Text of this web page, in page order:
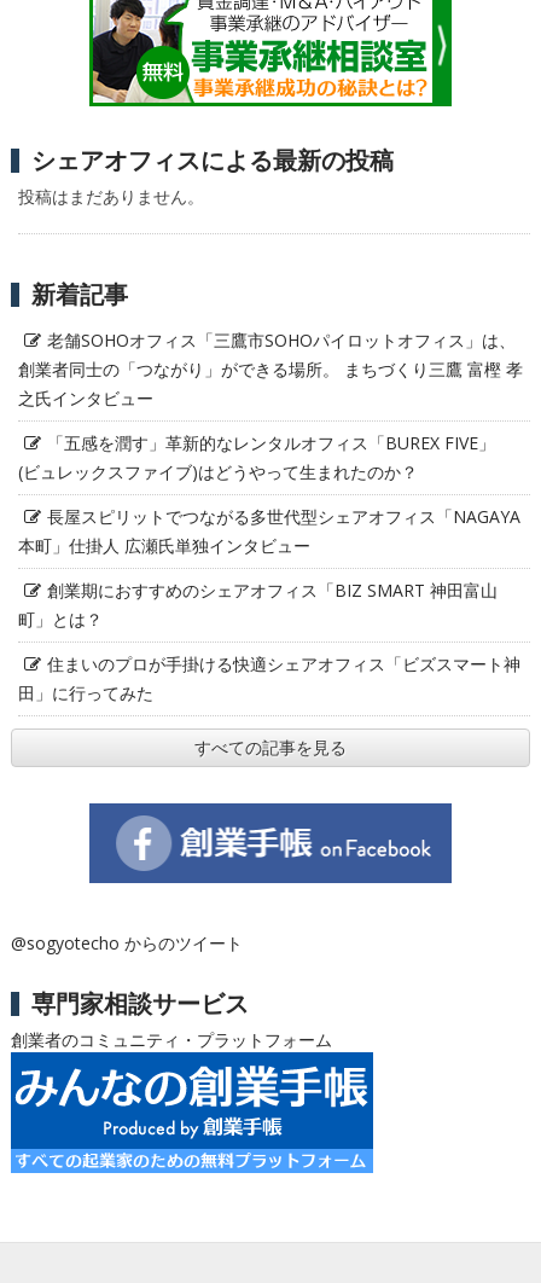
シェアオフィスによる最新の投稿
投稿はまだありません。
新着記事
老舗SOHOオフィス「三鷹市SOHOパイロットオフィス」は、
創業者同士の「つながり」ができる場所。 まちづくり三鷹 富樫 孝
之氏インタビュー
「五感を潤す」革新的なレンタルオフィス「BUREX FIVE」
(ビュレックスファイブ)はどうやって生まれたのか？
長屋スピリットでつながる多世代型シェアオフィス「NAGAYA
本町」仕掛人 広瀬氏単独インタビュー
創業期におすすめのシェアオフィス「BIZ SMART 神田富山
町」とは？
住まいのプロが手掛ける快適シェアオフィス「ビズスマート神
田」に行ってみた
すべての記事を見る
@sogyotecho からのツイート
専門家相談サービス
創業者のコミュニティ・プラットフォーム